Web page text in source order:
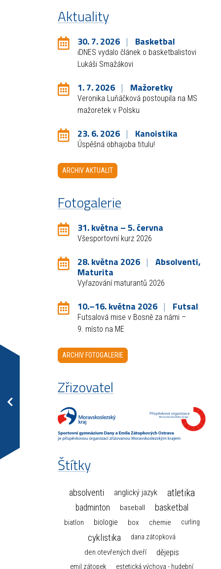
Aktuality
30. 7. 2026 Basketbal
iDNES vydalo článek o basketbalistovi
Lukáši Smažákovi
1. 7. 2026 Mažoretky
Veronika Luňáčková postoupila na MS
mažoretek v Polsku
23. 6. 2026 Kanoistika
Úspěšná obhajoba titulu!
ARCHIV AKTUALIT
Fotogalerie
31. května – 5. června
Všesportovní kurz 2026
28. května 2026 Absolventi,
Maturita
Vyřazování maturantů 2026
10.–16. května 2026 Futsal
Futsalová mise v Bosně za námi –
9. místo na ME
ARCHIV FOTOGALERIE
Zřizovatel
Štítky
absolventi anglický jazyk atletika
badminton baseball basketbal
biatlon biologie box chemie curling
cyklistika dana zátopková
den otevřených dveří dějepis
emil zátopek estetická výchova - hudební